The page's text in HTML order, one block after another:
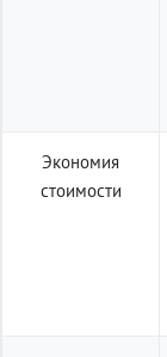
Экономия
стоимости